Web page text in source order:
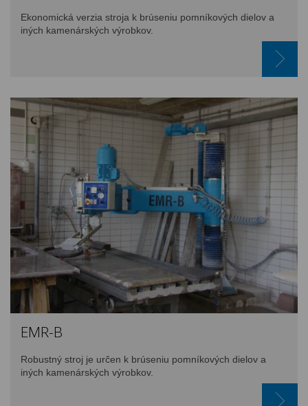
Ekonomická verzia stroja k brúseniu pomníkových dielov a
iných kamenárských výrobkov.
EMR-B
Robustný stroj je určen k brúseniu pomníkových dielov a
iných kamenárských výrobkov.